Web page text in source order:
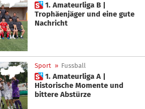
 1. Amateurliga B |
Trophäenjäger und eine gute
Nachricht
Sport » Fussball
 1. Amateurliga A |
Historische Momente und
bittere Abstürze